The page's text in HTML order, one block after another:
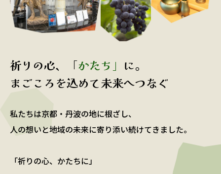
祈りの心、「かたち」 に。
まごころを込めて未来へつなぐ
私たちは京都・丹波の地に根ざし、
人の想いと地域の未来に寄り添い続けてきました。
「祈りの心、かたちに」